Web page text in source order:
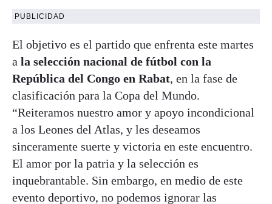
PUBLICIDAD
El objetivo es el partido que enfrenta este martes
a la selección nacional de fútbol con la
República del Congo en Rabat, en la fase de
clasificación para la Copa del Mundo.
“Reiteramos nuestro amor y apoyo incondicional
a los Leones del Atlas, y les deseamos
sinceramente suerte y victoria en este encuentro.
El amor por la patria y la selección es
inquebrantable. Sin embargo, en medio de este
evento deportivo, no podemos ignorar las